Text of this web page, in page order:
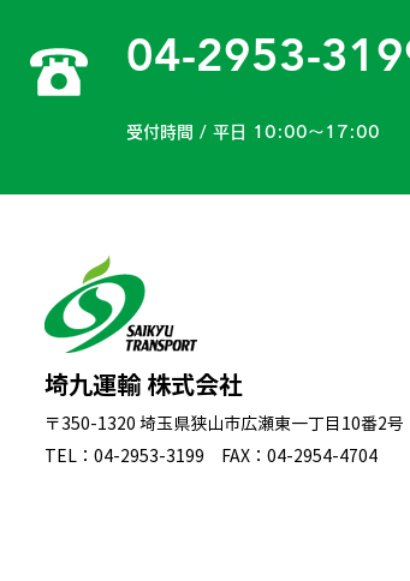
04-2953-
受付時間 / 平日 10:00〜17:00
埼九運輸 株式会社
〒350-1320 埼玉県狭山市広瀬東一丁目10番2号
TEL：04-2953-3199 FAX：04-2954-4704